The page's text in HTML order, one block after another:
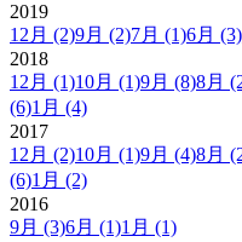
2019
12月 (2)9月 (2)7月 (1)6月 (3)
2018
12月 (1)10月 (1)9月 (8)8月
(6)1月 (4)
2017
12月 (2)10月 (1)9月 (4)8月
(6)1月 (2)
2016
9月 (3)6月 (1)1月 (1)